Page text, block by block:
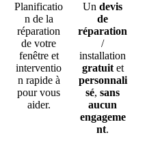
Planificatio
n de la
réparation
de votre
fenêtre et
interventio
n rapide à
pour vous
aider.
Undevis
de
réparation
/
installation
gratuitet
personnali
sé,sans
aucun
engageme
nt.